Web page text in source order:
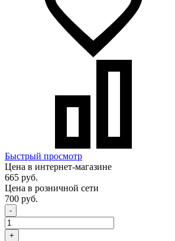
Быстрый просмотр
Цена в интернет-магазине
665 руб.
Цена в розничной сети
700 руб.
-
+